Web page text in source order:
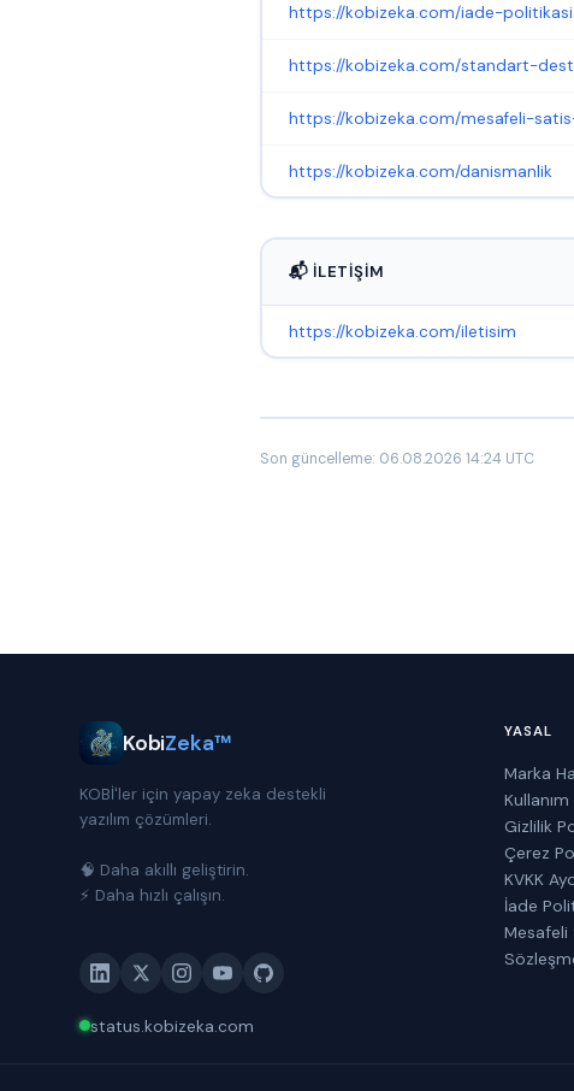
https://kobizeka.com/iade-politikasi
https://kobizeka.com/standart-
https://kobizeka.com/mesafeli-
https://kobizeka.com/danismanlik
📬 İLETIŞIM
https://kobizeka.com/iletisim
Son güncelleme: 06.08.2026 14:24 UTC
KobiZeka™
KOBİ'ler için yapay zeka destekli
yazılım çözümleri.
🧠 Daha akıllı geliştirin.
⚡ Daha hızlı çalışın.
status.kobizeka.com
YASAL
Marka
Kullanım
Gizlilik
Çerez
KVKK
İade
Mesafeli